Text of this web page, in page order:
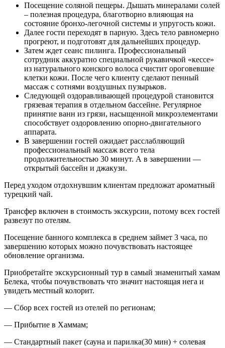
Посещение соляной пещеры. Дышать минералами солей
– полезная процедура, благотворно влияющая на
состояние бронхо-легочной системы и упругость кожи.
Далее гости переходят в парную. Здесь тело равномерно
прогреют, и подготовят для дальнейших процедур.
Затем ждет сеанс пилинга. Профессиональный
сотрудник аккуратно специальной рукавичкой «кессе»
из натурального конского волоса счистит ороговевшие
клетки кожи. После чего клиенту сделают пенный
массаж с сотнями воздушных пузырьков.
Следующей оздоравливающей процедурой становится
грязевая терапия в отдельном бассейне. Регулярное
принятие ванн из грязи, насыщенной микроэлементами
способствует оздоровлению опорно-двигательного
аппарата.
В завершении гостей ожидает расслабляющий
профессиональный массаж всего тела
продолжительностью 30 минут. А в завершении —
открытый бассейн и джакузи.
Перед уходом отдохнувшим клиентам предложат ароматный
турецкий чай.
Трансфер включен в стоимость экскурсии, потому всех гостей
развезут по отелям.
Посещение банного комплекса в среднем займет 3 часа, по
завершению которых можно почувствовать настоящее
обновление организма.
Приобретайте экскурсионный тур в самый знаменитый хамам
Белека, чтобы почувствовать что значит настоящая нега и
увидеть местный колорит.
— Сбор всех гостей из отелей по регионам;
— Прибытие в Хаммам;
— Стандартный пакет (сауна и парилка(30 мин) + солевая